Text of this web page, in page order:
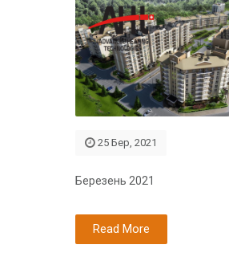
25 Бер, 2021
Березень 2021
Read More